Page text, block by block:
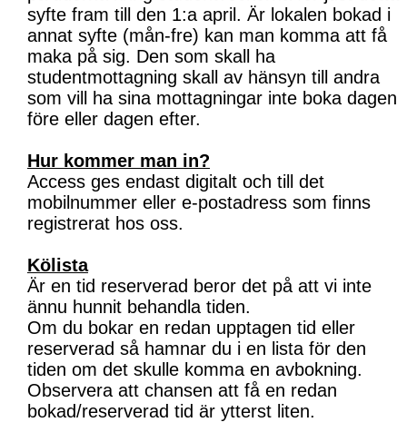
syfte fram till den 1:a april. Är lokalen bokad i
annat syfte (mån-fre) kan man komma att få
maka på sig. Den som skall ha
studentmottagning skall av hänsyn till andra
som vill ha sina mottagningar inte boka dagen
före eller dagen efter.
Hur kommer man in?
Access ges endast digitalt och till det
mobilnummer eller e-postadress som finns
registrerat hos oss.
Kölista
Är en tid reserverad beror det på att vi inte
ännu hunnit behandla tiden.
Om du bokar en redan upptagen tid eller
reserverad så hamnar du i en lista för den
tiden om det skulle komma en avbokning.
Observera att chansen att få en redan
bokad/reserverad tid är ytterst liten.